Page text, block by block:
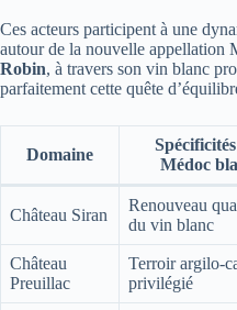
Ces acteurs participent à une
autour de la nouvelle appellation
Robin, à travers son vin blanc
parfaitement cette quête
Domaine
Médoc
Château Siran
Renouveau
du vin blanc
Château
Preuillac
Terroir argilo-
privilégié